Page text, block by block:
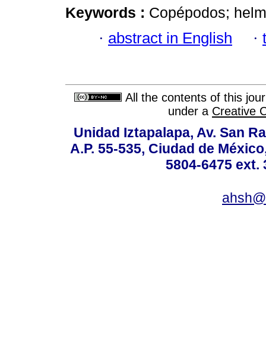
Keywords : Copépodos;
· abstract in English ·
All the contents of this
under a Creative
Unidad Iztapalapa, Av. San
A.P. 55-535, Ciudad de
5804-6475 ext.